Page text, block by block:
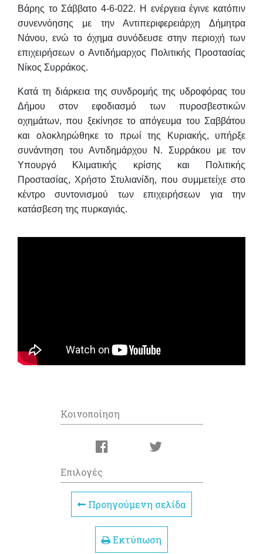
Βάρης το Σάββατο 4-6-022. Η ενέργεια έγινε κατόπιν
συνεννόησης με την Αντιπεριφερειάρχη Δήμητρα
Νάνου, ενώ το όχημα συνόδευσε στην περιοχή των
επιχειρήσεων ο Αντιδήμαρχος Πολιτικής Προστασίας
Νίκος Συρράκος.
Κατά τη διάρκεια της συνδρομής της υδροφόρας του
Δήμου στον εφοδιασμό των πυροσβεστικών
οχημάτων, που ξεκίνησε το απόγευμα του Σαββάτου
και ολοκληρώθηκε το πρωί της Κυριακής, υπήρξε
συνάντηση του Αντιδημάρχου Ν. Συρράκου με τον
Υπουργό Κλιματικής κρίσης και Πολιτικής
Προστασίας, Χρήστο Στυλιανίδη, που συμμετείχε στο
κέντρο συντονισμού των επιχειρήσεων για την
κατάσβεση της πυρκαγιάς.
Κοινοποίηση
Επιλογές
Προηγούμενη σελίδα
Εκτύπωση